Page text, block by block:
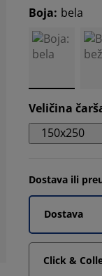
Boja: bela
Veličina
150x250
Dostava ili
Dostava
Click &